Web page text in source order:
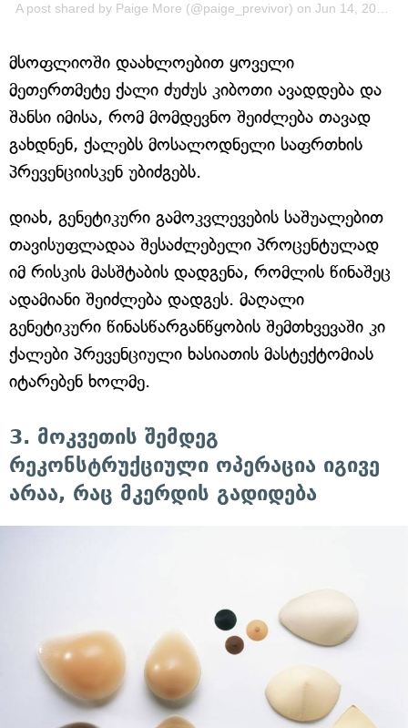
A post shared by Paige More (@paige_previvor) on Jun 14, 2017 at 2:15pm PDT
მსოფლიოში დაახლოებით ყოველი
მეთერთმეტე ქალი ძუძუს კიბოთი ავადდება და
შანსი იმისა, რომ მომდევნო შეიძლება თავად
გახდნენ, ქალებს მოსალოდნელი საფრთხის
პრევენციისკენ უბიძგებს.
დიახ, გენეტიკური გამოკვლევების საშუალებით
თავისუფლადაა შესაძლებელი პროცენტულად
იმ რისკის მასშტაბის დადგენა, რომლის წინაშეც
ადამიანი შეიძლება დადგეს. მაღალი
გენეტიკური წინასწარგანწყობის შემთხვევაში კი
ქალები პრევენციული ხასიათის მასტექტომიას
იტარებენ ხოლმე.
3. მოკვეთის შემდეგ
რეკონსტრუქციული ოპერაცია იგივე
არაა, რაც მკერდის გადიდება